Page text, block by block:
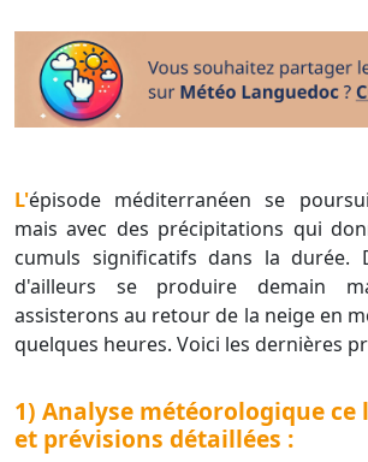
L'épisode méditerranéen se
mais avec des précipitations qui
cumuls significatifs dans la durée.
d'ailleurs se produire demain
assisterons au retour de la neige en
quelques heures. Voici les dernières
1) Analyse météorologique
et prévisions détaillées :